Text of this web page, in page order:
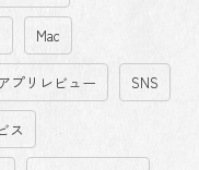
Mac
プリレビュー SNS
ス